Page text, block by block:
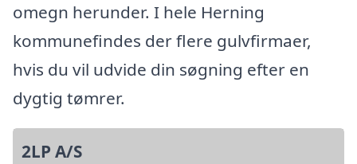
omegn herunder. I hele Herning
kommunefindes der flere gulvfirmaer,
hvis du vil udvide din søgning efter en
dygtig tømrer.
2LP A/S